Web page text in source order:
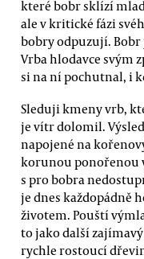
které bobr sklízí
ale v kritické fázi
bobry odpuzují. Bobr
Vrba hlodavce svým
si na ní pochutnal, i
Sleduji kmeny vrb,
je vítr dolomil.
napojené na
korunou ponořenou
s pro bobra
je dnes každopádně
životem. Pouští
to jako další
rychle rostoucí